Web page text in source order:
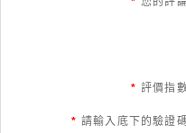
* 評價指
* 請輸入底下的驗證碼